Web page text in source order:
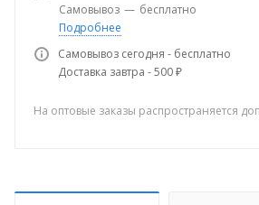
Самовывоз — бесплатно
Подробнее
Самовывоз сегодня - бесплатно
Доставка завтра - 500 ₽
На оптовые заказы распространяется